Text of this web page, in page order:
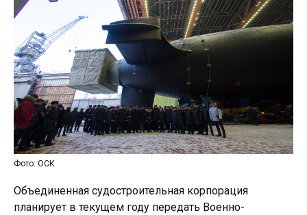
Фото: ОСК
Объединенная судостроительная корпорация
планирует в текущем году передать Военно-